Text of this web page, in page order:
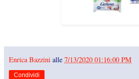
Enrica Bazzini alle 7/13/2020 01:16:00 PM
Condividi